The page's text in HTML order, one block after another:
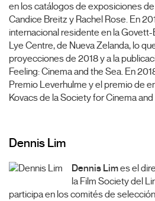
en los catálogos de exposiciones
Candice Breitz y Rachel Rose. En
internacional residente en la
Lye Centre, de Nueva Zelanda, lo
proyecciones de 2018 y a la
Feeling: Cinema and the Sea. En
Premio Leverhulme y el premio de
Kovacs de la Society for Cinema
Dennis Lim
Dennis Limes el
la Film Society del
participa en los comités de